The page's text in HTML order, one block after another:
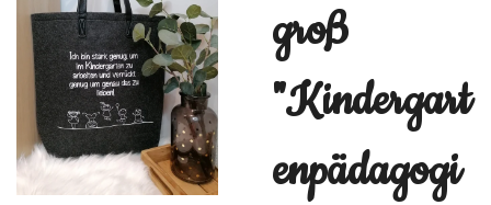
groß
"Kindergart
enpädagogi